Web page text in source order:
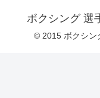
ボクシング
© 2015 ボクシン